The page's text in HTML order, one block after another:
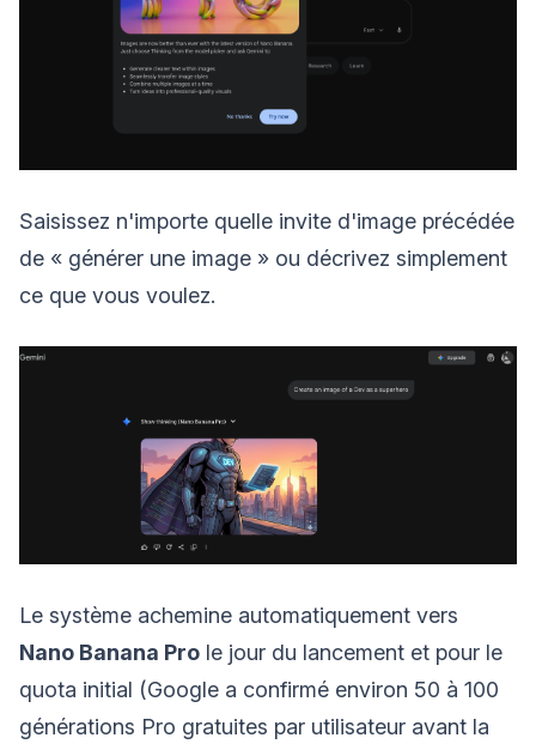
Saisissez n'importe quelle invite d'image précédée
de « générer une image » ou décrivez simplement
ce que vous voulez.
Le système achemine automatiquement vers
Nano Banana Pro le jour du lancement et pour le
quota initial (Google a confirmé environ 50 à 100
générations Pro gratuites par utilisateur avant la